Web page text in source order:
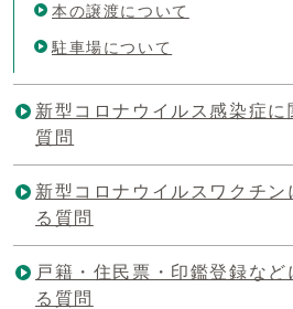
本の譲渡について
駐車場について
新型コロナウイルス感染症に
質問
新型コロナウイルスワクチン
る質問
戸籍・住民票・印鑑登録など
る質問